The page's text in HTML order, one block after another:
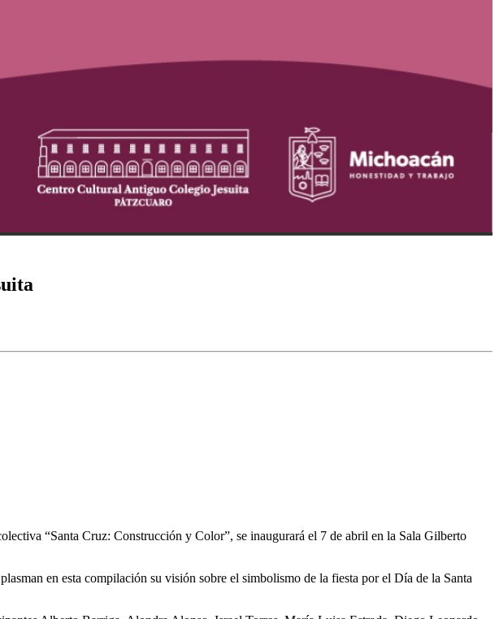
“Santa Cruz: Construcción y Color”, se inaugurará el 7 de abril en la Sala Gilberto
en esta compilación su visión sobre el simbolismo de la fiesta por el Día de la Santa